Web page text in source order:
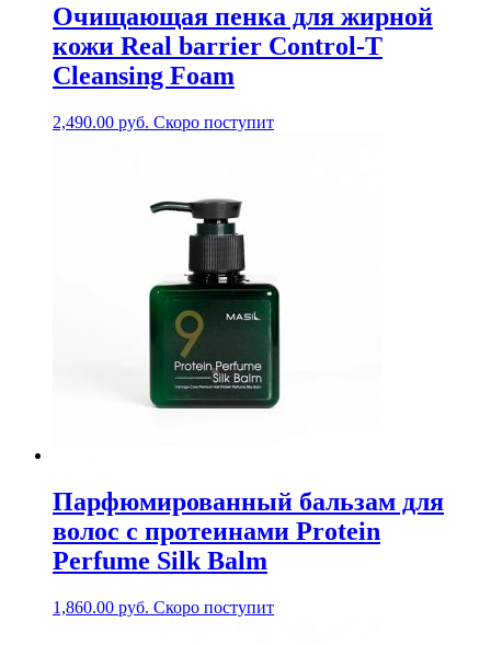
Очищающая пенка для жирной
кожи Real barrier Control-T
Cleansing Foam
2,490.00 руб. Скоро поступит
Парфюмированный бальзам для
волос с протеинами Protein
Perfume Silk Balm
1,860.00 руб. Скоро поступит